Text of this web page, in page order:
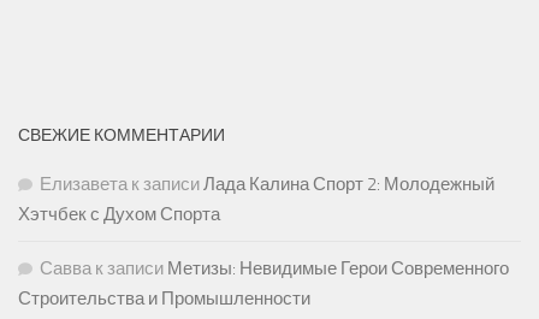
СВЕЖИЕ КОММЕНТАРИИ
Елизаветак записиЛада Калина Спорт 2: Молодежный
Хэтчбек с Духом Спорта
Саввак записи Метизы: Невидимые Герои Современного
Строительства и Промышленности